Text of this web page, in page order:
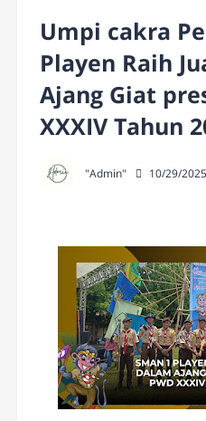
Umpi cakra
Playen Raih
Ajang Giat
XXXIV Tahun
"Admin" 10/29/